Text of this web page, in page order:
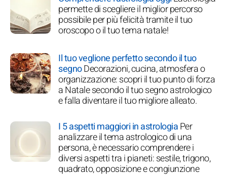
permette di scegliere il miglior percorso
possibile per più felicità tramite il tuo
oroscopo o il tuo tema natale!
Il tuo veglione perfetto secondo il tuo
segnoDecorazioni, cucina, atmosfera o
organizzazione: scopri il tuo punto di forza
a Natale secondo il tuo segno astrologico
e falla diventare il tuo migliore alleato.
I 5 aspetti maggiori in astrologiaPer
analizzare il tema astrologico di una
persona, è necessario comprendere i
diversi aspetti tra i pianeti: sestile, trigono,
quadrato, opposizione e congiunzione